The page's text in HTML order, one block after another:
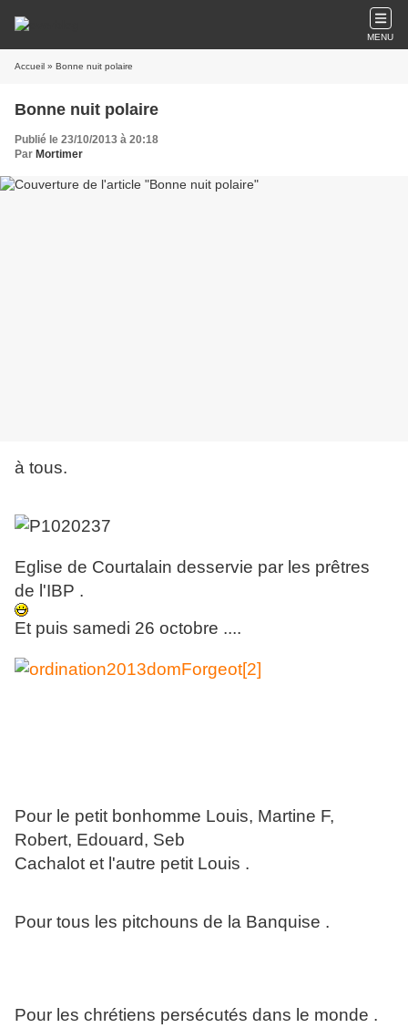
MENU
Accueil » Bonne nuit polaire
Bonne nuit polaire
Publié le 23/10/2013 à 20:18
Par Mortimer
à tous.
Eglise de Courtalain desservie par les prêtres
de l'IBP .
Et puis samedi 26 octobre ....
Pour le petit bonhomme Louis, Martine F,
Robert, Edouard, Seb
Cachalot et l'autre petit Louis .
Pour tous les pitchouns de la Banquise .
Pour les chrétiens persécutés dans le monde .